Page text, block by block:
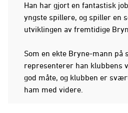
Han har gjort en fantastisk
yngste spillere, og spiller en
utviklingen av fremtidige
Som en ekte Bryne-mann på
representerer han klubbens
god måte, og klubben er
ham med videre.